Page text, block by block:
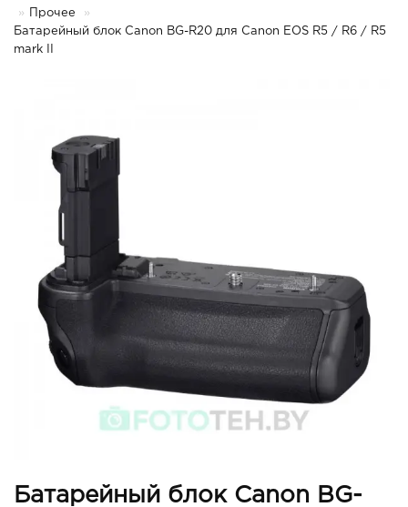
Прочее
Батарейный блок Canon BG-R20 для Canon EOS R5 / R6 / R5
mark II
Батарейный блок Canon BG-